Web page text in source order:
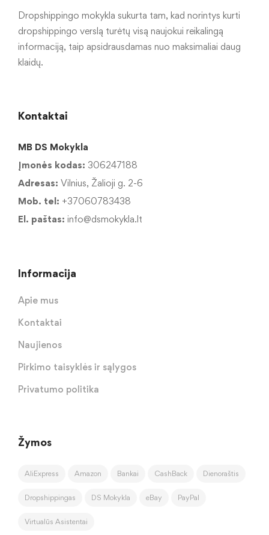
Dropshippingo mokykla sukurta tam, kad norintys kurti
dropshippingo verslą turėtų visą naujokui reikalingą
informaciją, taip apsidrausdamas nuo maksimaliai daug
klaidų.
Kontaktai
MB DS Mokykla
Įmonės kodas: 306247188
Adresas: Vilnius, Žalioji g. 2-6
Mob. tel: +37060783438
El. paštas: info@dsmokykla.lt
Informacija
Apie mus
Kontaktai
Naujienos
Pirkimo taisyklės ir sąlygos
Privatumo politika
Žymos
AliExpress Amazon Bankai CashBack Dienoraštis
Dropshippingas DS Mokykla eBay PayPal
Virtualūs Asistentai